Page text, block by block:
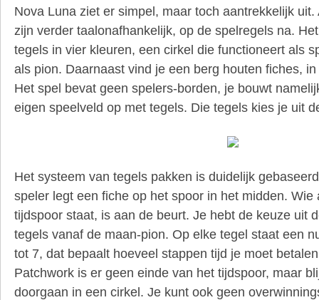
Nova Luna ziet er simpel, maar toch aantrekkelijk
zijn verder taalonafhankelijk, op de spelregels na.
tegels in vier kleuren, een cirkel die functioneert als
als pion. Daarnaast vind je een berg houten fiches,
Het spel bevat geen spelers-borden, je bouwt
eigen speelveld op met tegels. Die tegels kies je uit
Het systeem van tegels pakken is duidelijk
speler legt een fiche op het spoor in het midden. Wie
tijdspoor staat, is aan de beurt. Je hebt de keuze uit
tegels vanaf de maan-pion. Op elke tegel staat een
tot 7, dat bepaalt hoeveel stappen tijd je moet
Patchwork is er geen einde van het tijdspoor, maar
doorgaan in een cirkel. Je kunt ook geen